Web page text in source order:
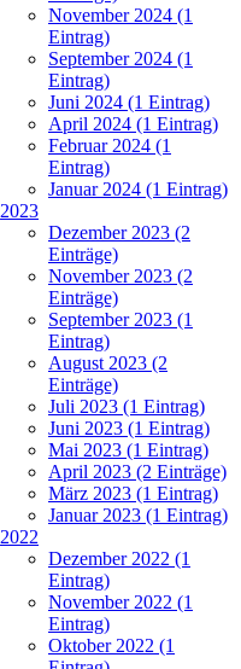
November 2024 (1
Eintrag)
September 2024 (1
Eintrag)
Juni 2024 (1 Eintrag)
April 2024 (1 Eintrag)
Februar 2024 (1
Eintrag)
Januar 2024 (1 Eintrag)
2023
Dezember 2023 (2
Einträge)
November 2023 (2
Einträge)
September 2023 (1
Eintrag)
August 2023 (2
Einträge)
Juli 2023 (1 Eintrag)
Juni 2023 (1 Eintrag)
Mai 2023 (1 Eintrag)
April 2023 (2 Einträge)
März 2023 (1 Eintrag)
Januar 2023 (1 Eintrag)
2022
Dezember 2022 (1
Eintrag)
November 2022 (1
Eintrag)
Oktober 2022 (1